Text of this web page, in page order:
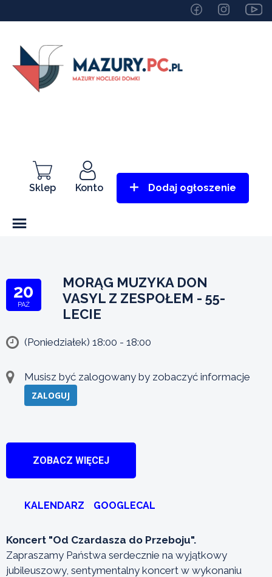
Sklep Konto Dodaj ogłoszenie
20
PAŹ
MORĄG MUZYKA DON
VASYL Z ZESPOŁEM - 55-
LECIE
(Poniedziałek) 18:00 - 18:00
Musisz być zalogowany by zobaczyć informacje
ZALOGUJ
ZOBACZ WIĘCEJ
KALENDARZ GOOGLECAL
Koncert "Od Czardasza do Przeboju".
Zapraszamy Państwa serdecznie na wyjątkowy
jubileuszowy, sentymentalny koncert w wykonaniu